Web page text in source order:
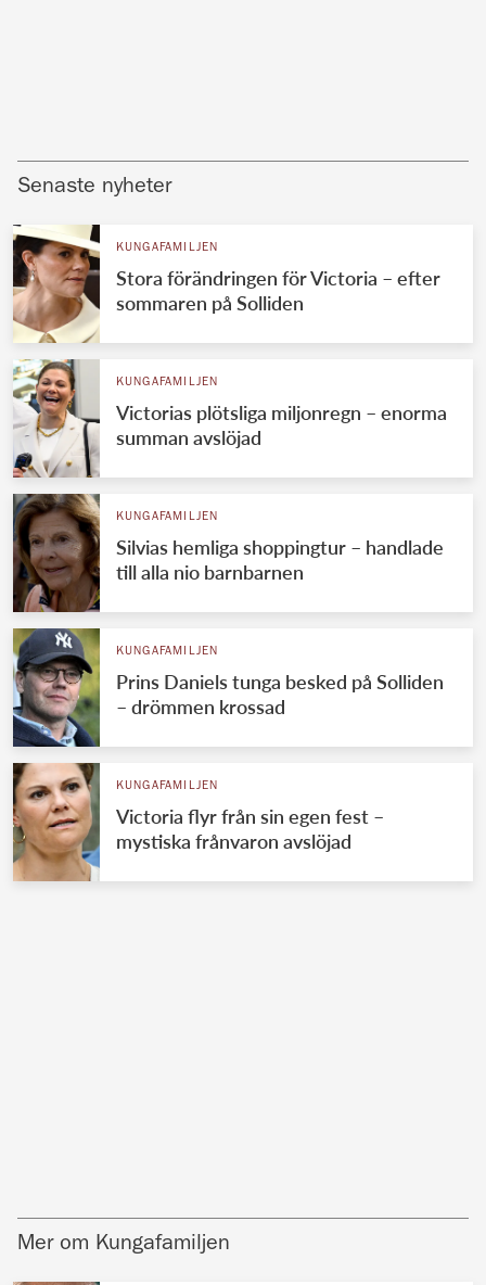
Senaste nyheter
KUNGAFAMILJEN
Stora förändringen för Victoria – efter
sommaren på Solliden
KUNGAFAMILJEN
Victorias plötsliga miljonregn – enorma
summan avslöjad
KUNGAFAMILJEN
Silvias hemliga shoppingtur – handlade
till alla nio barnbarnen
KUNGAFAMILJEN
Prins Daniels tunga besked på Solliden
– drömmen krossad
KUNGAFAMILJEN
Victoria flyr från sin egen fest –
mystiska frånvaron avslöjad
Mer om Kungafamiljen